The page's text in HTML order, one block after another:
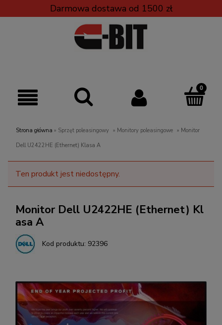
Darmowa dostawa od 1500 zł
Strona główna » Sprzęt poleasingowy » Monitory poleasingowe » Monitor
Dell U2422HE (Ethernet) Klasa A
Ten produkt jest niedostępny.
Monitor Dell U2422HE (Ethernet) Kl
asa A
Kod produktu: 92396